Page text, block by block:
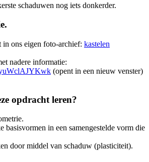
schaduwen nog iets donkerder.
ons eigen foto-archief: kastelen
nadere informatie:
(opent in een nieuw venster)
opdracht leren?
basisvormen in een samengestelde vorm die
door middel van schaduw (plasticiteit).